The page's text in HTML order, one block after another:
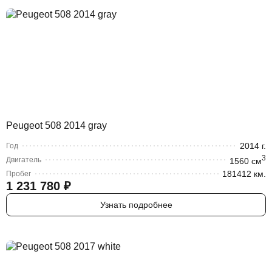
Peugeot 508 2014 gray
Год 2014 г.
Двигатель 1560 cм3
Пробег 181412 км.
1 231 780 ₽
Узнать подробнее